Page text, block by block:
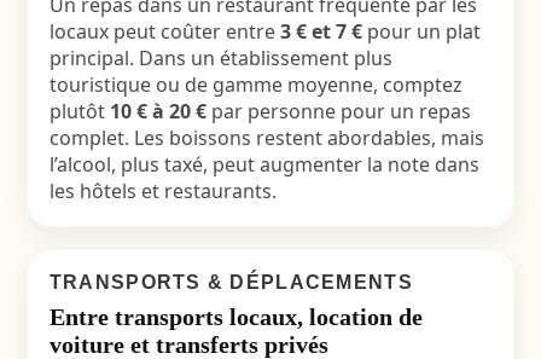
locaux peut coûter entre3 € et 7 €pour un plat
principal. Dans un établissement plus
touristique ou de gamme moyenne, comptez
plutôt 10 € à 20 €par personne pour un repas
complet. Les boissons restent abordables, mais
l’alcool, plus taxé, peut augmenter la note dans
les hôtels et restaurants.
TRANSPORTS & DÉPLACEMENTS
Entre transports locaux, location de
voiture et transferts privés